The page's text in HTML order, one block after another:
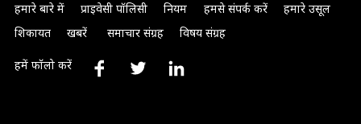
हमारे बारे में प्राइवेसी पॉलिसी नियम हमसे संपर्क करें
हमारे उसूल
शिकायत
खबरें समाचार संग्रह विषय संग्रह
हमें फॉलो करें